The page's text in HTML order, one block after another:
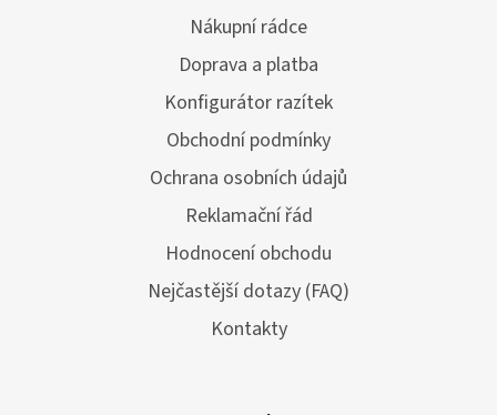
Nákupní rádce
Doprava a platba
Konfigurátor razítek
Obchodní podmínky
Ochrana osobních údajů
Reklamační řád
Hodnocení obchodu
Nejčastější dotazy (FAQ)
Kontakty